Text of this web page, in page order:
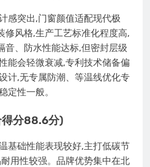
感突出,门窗颜值适配现代极
修风格,生产工艺标准化程度高,
音、防水性能达标,但密封层级
能会轻微衰减,专利技术储备偏
计,无专属防潮、等温线优化专
定性一般。
得分88.6分)
基础性能表现较好,主打低碳节
用性较强。品牌优势集中在北